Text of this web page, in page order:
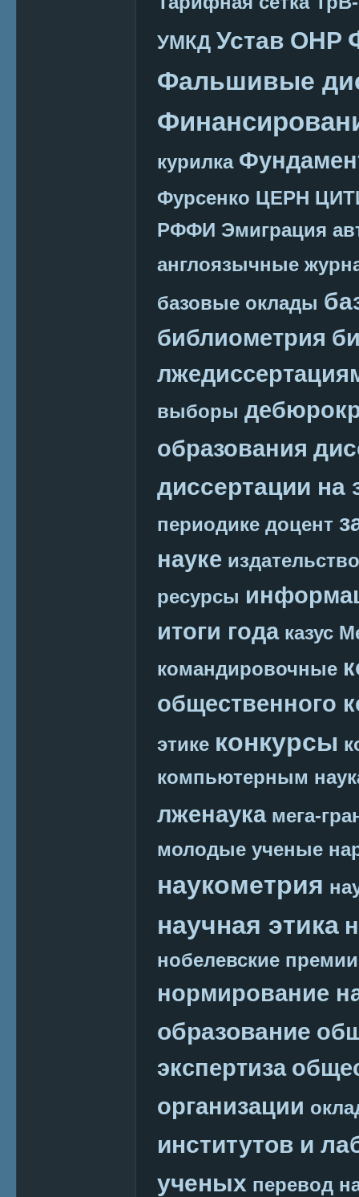
УМКД Устав ОНР
Фальшивые
курилка
Фурсенко ЦЕРН
РФФИ Эмиграция
англоязычные
базовые оклады
библиометрия
выборы
образования
диссертации на
периодике доцент
науке издательство
ресурсы
итоги года казус
командировочные
общественного
этике конкурсы
компьютерным
лженаука мега-
молодые ученые
наукометрия
научная этика
нобелевские премии
нормирование
образование
экспертиза
организации
институтов и
ученых перевод